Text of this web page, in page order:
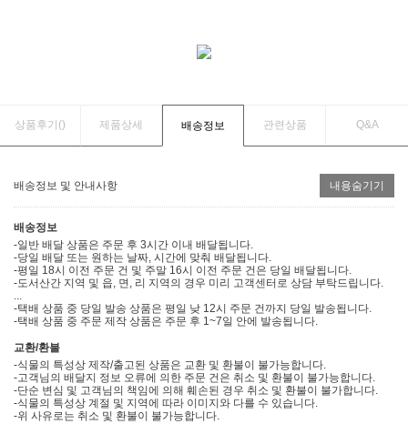
상품후기() 제품상세 배송정보 관련상품 Q&A
배송정보 및 안내사항 내용숨기기
배송정보
-일반 배달 상품은 주문 후 3시간 이내 배달됩니다.
-당일 배달 또는 원하는 날짜, 시간에 맞춰 배달됩니다.
-평일 18시 이전 주문 건 및 주말 16시 이전 주문 건은 당일 배달됩니다.
-도서산간 지역 및 읍, 면, 리 지역의 경우 미리 고객센터로 상담 부탁드립니다.
-택배 상품 중 당일 발송 상품은 평일 낮 12시 주문 건까지 당일 발송됩니다.
-택배 상품 중 주문 제작 상품은 주문 후 1~7일 안에 발송됩니다.
교환/환불
-식물의 특성상 제작/출고된 상품은 교환 및 환불이 불가능합니다.
-고객님의 배달지 정보 오류에 의한 주문 건은 취소 및 환불이 불가능합니다.
-단순 변심 및 고객님의 책임에 의해 훼손된 경우 취소 및 환불이 불가합니다.
-식물의 특성상 계절 및 지역에 따라 이미지와 다를 수 있습니다.
-위 사유로는 취소 및 환불이 불가능합니다.